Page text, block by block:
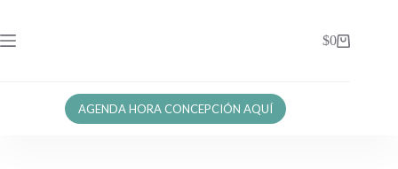
$0
AGENDA HORA CONCEPCIÓN AQUÍ